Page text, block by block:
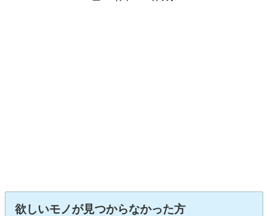
欲しいモノが見つからなかった方